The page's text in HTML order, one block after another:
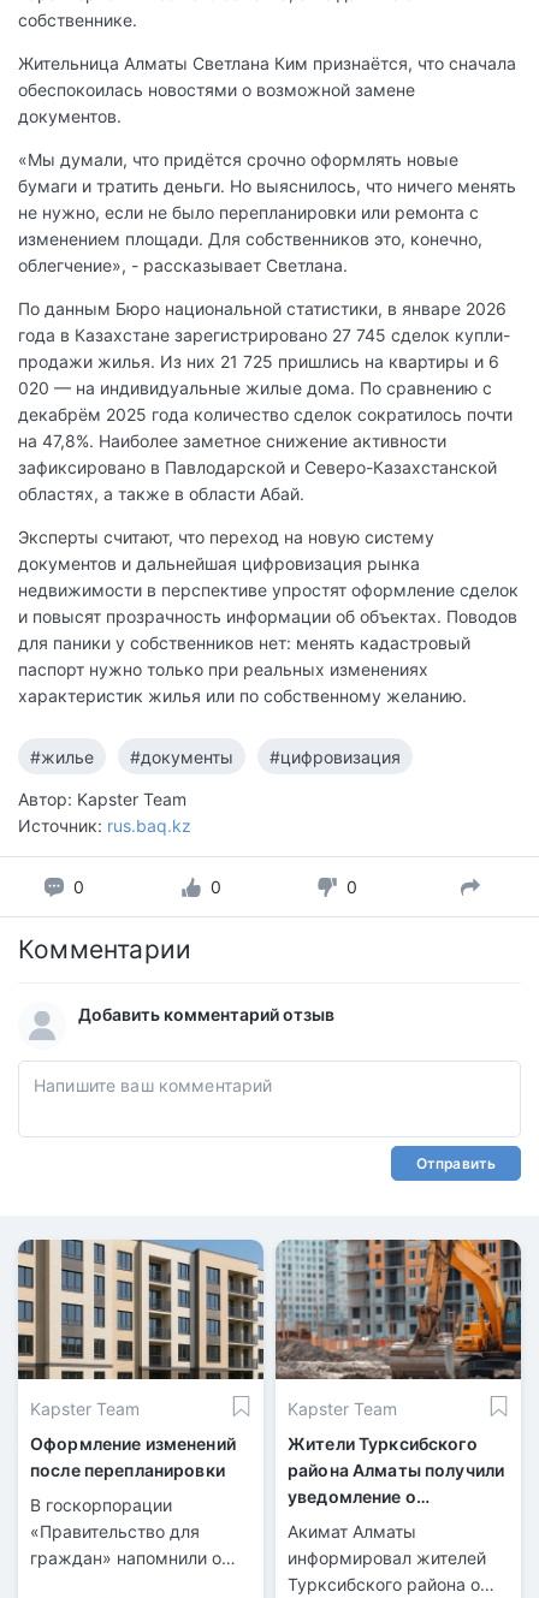
собственнике.
Жительница Алматы Светлана Ким признаётся, что сначала
обеспокоилась новостями о возможной замене
документов.
«Мы думали, что придётся срочно оформлять новые
бумаги и тратить деньги. Но выяснилось, что ничего менять
не нужно, если не было перепланировки или ремонта с
изменением площади. Для собственников это, конечно,
облегчение», - рассказывает Светлана.
По данным Бюро национальной статистики, в январе 2026
года в Казахстане зарегистрировано 27 745 сделок купли-
продажи жилья. Из них 21 725 пришлись на квартиры и 6
020 — на индивидуальные жилые дома. По сравнению с
декабрём 2025 года количество сделок сократилось почти
на 47,8%. Наиболее заметное снижение активности
зафиксировано в Павлодарской и Северо-Казахстанской
областях, а также в области Абай.
Эксперты считают, что переход на новую систему
документов и дальнейшая цифровизация рынка
недвижимости в перспективе упростят оформление сделок
и повысят прозрачность информации об объектах. Поводов
для паники у собственников нет: менять кадастровый
паспорт нужно только при реальных изменениях
характеристик жилья или по собственному желанию.
#жилье #документы #цифровизация
Автор: Kapster Team
Источник: rus.baq.kz
0 0 0
Комментарии
Добавить комментарий отзыв
Отправить
Kapster Team
Оформление изменений
после перепланировки
В госкорпорации
«Правительство для
граждан» напомнили о
Kapster Team
Жители Турксибского
района Алматы получили
уведомление о
предстоящем сносе
домов
Акимат Алматы
информировал жителей
Турксибского района о